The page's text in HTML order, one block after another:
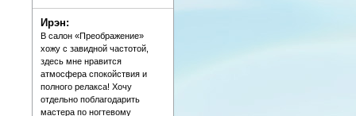
Ирэн:
В салон «Преображение»
хожу с завидной частотой,
здесь мне нравится
атмосфера спокойствия и
полного релакса! Хочу
отдельно поблагодарить
мастера по ногтевому